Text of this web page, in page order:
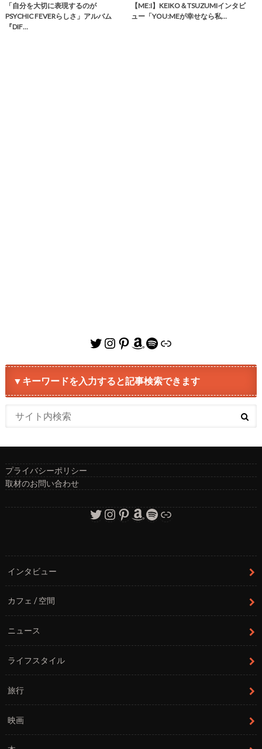
「自分を大切に表現するのが
PSYCHIC FEVERらしさ」アルバム
『DIF…
【ME:I】KEIKO＆TSUZUMIインタビ
ュー「YOU:MEが幸せなら私…
Twitter
Instagram
Pinterest
Amazon
Spotify
リンク
▼キーワードを入力すると記事検索できます
プライバシーポリシー
取材のお問い合わせ
Twitter
Instagram
Pinterest
Amazon
Spotify
リンク
インタビュー
カフェ / 空間
ニュース
ライフスタイル
旅行
映画